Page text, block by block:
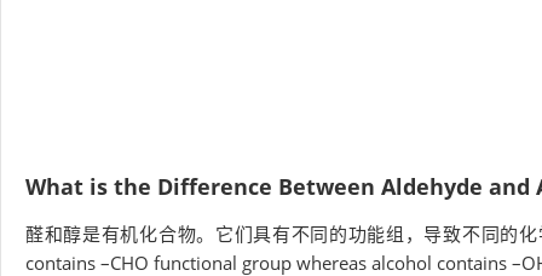
What is the Difference Between Aldehyde and
醛和醇是有机化合物。它们具有不同的功能组，导致不同的
contains –CHO functional group whereas alcohol contains